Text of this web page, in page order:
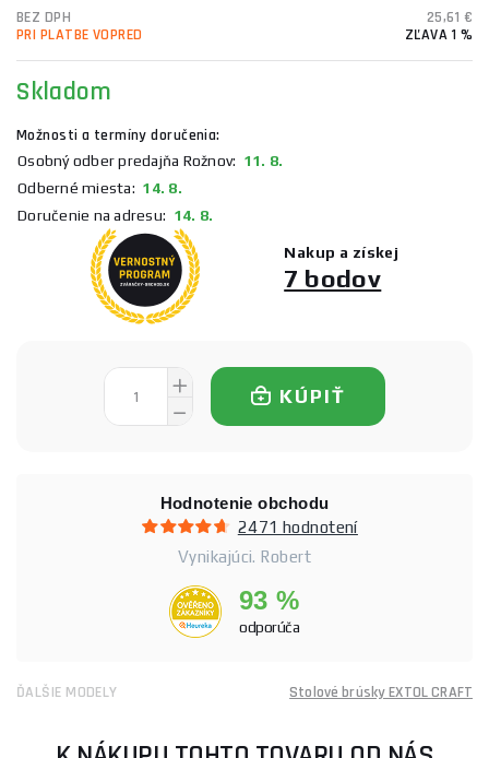
BEZ DPH
25,61 €
PRI PLATBE VOPRED
ZĽAVA 1 %
Skladom
Možnosti a termíny doručenia:
Osobný odber predajňa Rožnov: 11. 8.
Odberné miesta: 14. 8.
Doručenie na adresu: 14. 8.
Nakup a získej
7 bodov
KÚPIŤ
Hodnotenie obchodu
2471 hodnotení
Vynikajúci. Robert
93 %
odporúča
ĎALŠIE MODELY Stolové brúsky EXTOL CRAFT